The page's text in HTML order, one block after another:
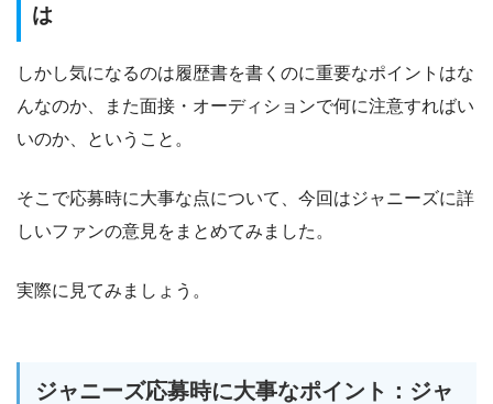
は
しかし気になるのは履歴書を書くのに重要なポイントはな
んなのか、また面接・オーディションで何に注意すればい
いのか、ということ。
そこで応募時に大事な点について、今回はジャニーズに詳
しいファンの意見をまとめてみました。
実際に見てみましょう。
ジャニーズ応募時に大事なポイント：ジャ